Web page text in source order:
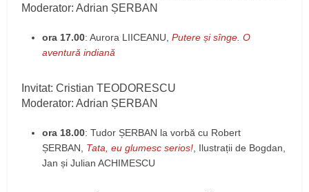
Moderator: Adrian ȘERBAN
ora 17.00: Aurora LIICEANU,Putere și sînge. O
aventură indiană
Invitat: Cristian TEODORESCU
Moderator: Adrian ȘERBAN
ora 18.00: Tudor ȘERBAN la vorbă cu Robert
ȘERBAN, Tata, eu glumesc serios!, Ilustrații de Bogdan,
Jan și Julian ACHIMESCU